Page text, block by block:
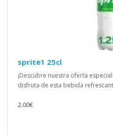
sprite1 25cl
¡Descubre nuestra oferta
disfruta de esta bebida
2.00€